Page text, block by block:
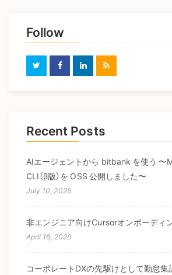
Follow
Recent Posts
AIエージェントから bitbank を使う 〜
CLI（β版）を OSS 公開しました〜
July 10, 2026
非エンジニア向けCursorオンボーディ
April 16, 2026
コーポレートDXの先駆けとして勤怠集